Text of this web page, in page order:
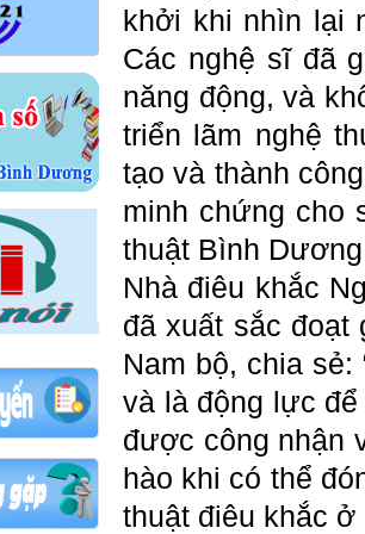
khởi khi nhìn lại
Các nghệ sĩ đã
năng động, và
triển lãm nghệ
tạo và thành
minh chứng cho
thuật Bình
Nhà điêu khắc
đã xuất sắc đoạt
Nam bộ, chia
và là động lực để
được công nhận
hào khi có thể
thuật điêu khắc